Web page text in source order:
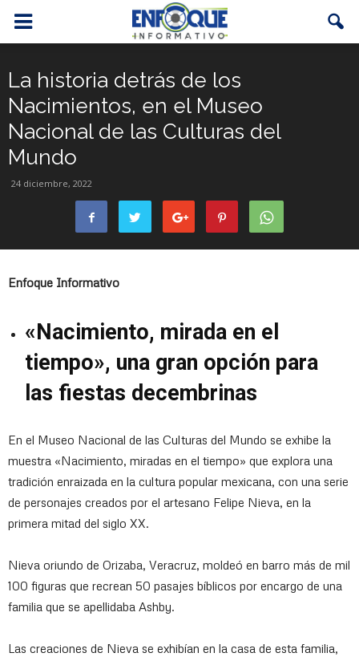
La historia detrás de los
Nacimientos, en el Museo
Nacional de las Culturas del
Mundo
24 diciembre, 2022
Enfoque Informativo
«Nacimiento, mirada en el
tiempo», una gran opción para
las fiestas decembrinas
En el Museo Nacional de las Culturas del Mundo se exhibe la
muestra «Nacimiento, miradas en el tiempo» que explora una
tradición enraizada en la cultura popular mexicana, con una serie
de personajes creados por el artesano Felipe Nieva, en la
primera mitad del siglo XX.
Nieva oriundo de Orizaba, Veracruz, moldeó en barro más de mil
100 figuras que recrean 50 pasajes bíblicos por encargo de una
familia que se apellidaba Ashby.
Las creaciones de Nieva se exhibían en la casa de esta familia,